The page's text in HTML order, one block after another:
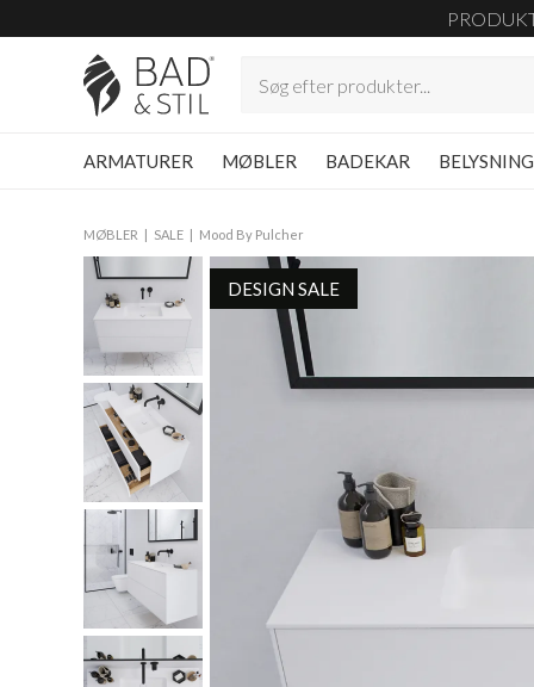
ARMATURER MØBLER BADEKAR BELYSNING
MØBLER SALE Mood By Pulcher
DESIGN SALE